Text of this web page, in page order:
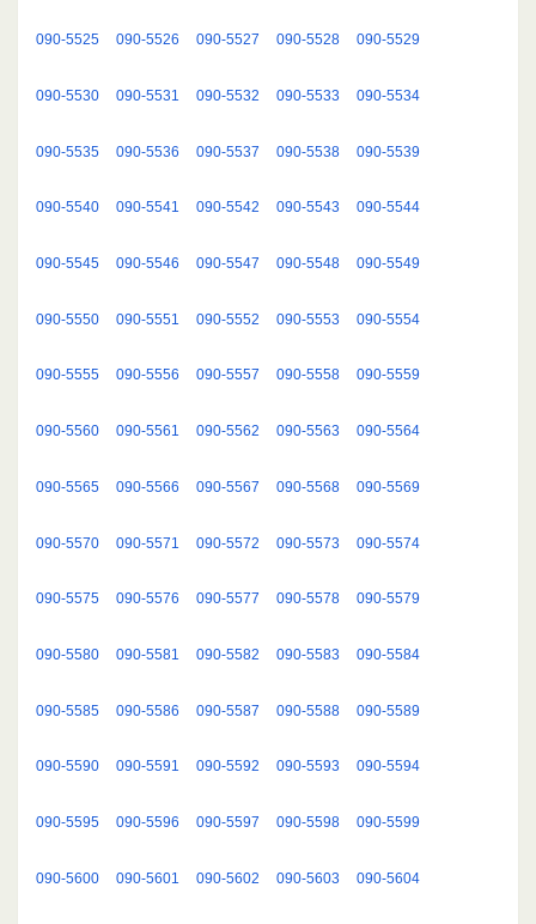
090-5525 090-5526 090-5527 090-5528 090-5529
090-5530 090-5531 090-5532 090-5533 090-5534
090-5535 090-5536 090-5537 090-5538 090-5539
090-5540 090-5541 090-5542 090-5543 090-5544
090-5545 090-5546 090-5547 090-5548 090-5549
090-5550 090-5551 090-5552 090-5553 090-5554
090-5555 090-5556 090-5557 090-5558 090-5559
090-5560 090-5561 090-5562 090-5563 090-5564
090-5565 090-5566 090-5567 090-5568 090-5569
090-5570 090-5571 090-5572 090-5573 090-5574
090-5575 090-5576 090-5577 090-5578 090-5579
090-5580 090-5581 090-5582 090-5583 090-5584
090-5585 090-5586 090-5587 090-5588 090-5589
090-5590 090-5591 090-5592 090-5593 090-5594
090-5595 090-5596 090-5597 090-5598 090-5599
090-5600 090-5601 090-5602 090-5603 090-5604